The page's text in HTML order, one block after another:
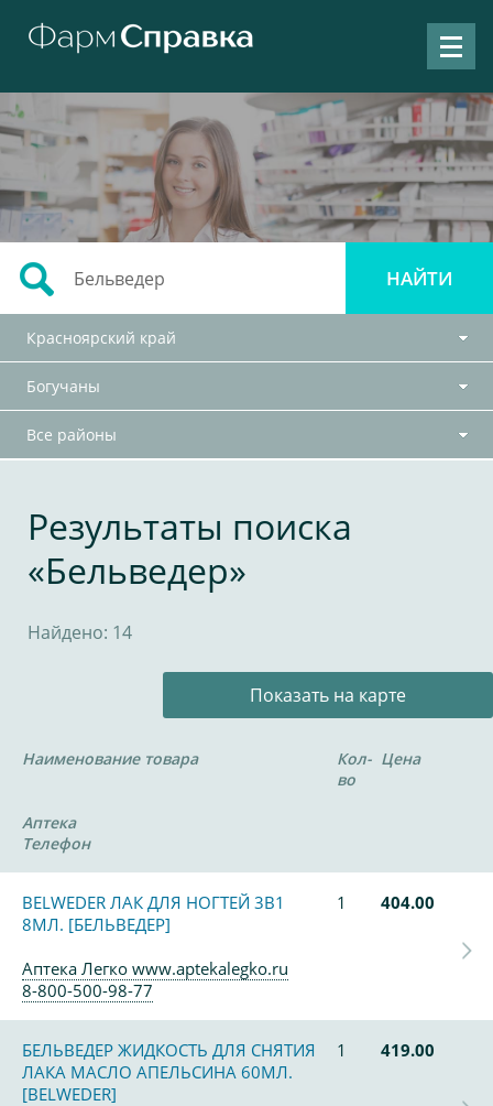
Красноярский край
Богучаны
Все районы
Результаты поиска
«Бельведер»
Найдено: 14
Показать на карте
Наименование товара
Кол-
во
Цена
Аптека
Телефон
BELWEDER ЛАК ДЛЯ НОГТЕЙ 3В1
8МЛ. [БЕЛЬВЕДЕР]
1 404.00
Аптека Легко www.aptekalegko.ru
8-800-500-98-77
БЕЛЬВЕДЕР ЖИДКОСТЬ ДЛЯ СНЯТИЯ
ЛАКА МАСЛО АПЕЛЬСИНА 60МЛ.
[BELWEDER]
1 419.00